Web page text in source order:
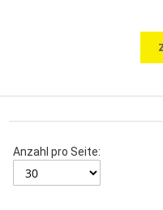
Anzahl pro Seite: